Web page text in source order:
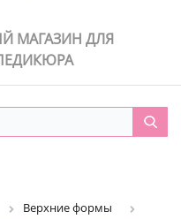
МАГАЗИН ДЛЯ
Верхние формы